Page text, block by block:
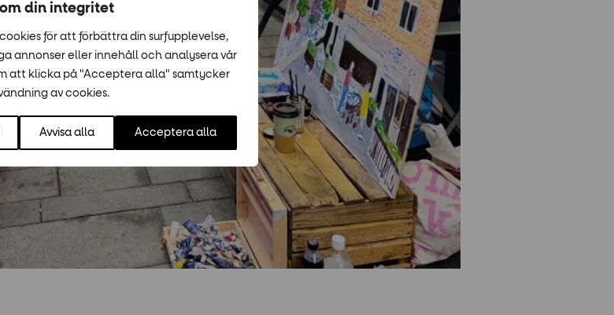
din integritet
för att förbättra din surfupplevelse,
annonser eller innehåll och analysera vår
att klicka på "Acceptera alla" samtycker
av cookies.
Avvisa alla Acceptera alla